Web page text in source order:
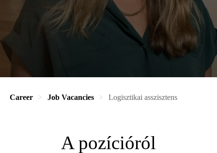
Career Job Vacancies Logisztikai asszisztens
A pozícióról